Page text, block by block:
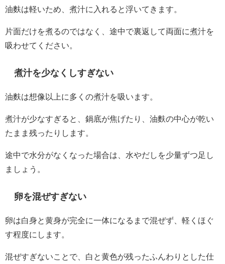
油麩は軽いため、煮汁に入れると浮いてきます。
片面だけを煮るのではなく、途中で裏返して両面に煮汁を
吸わせてください。
煮汁を少なくしすぎない
油麩は想像以上に多くの煮汁を吸います。
煮汁が少なすぎると、鍋底が焦げたり、油麩の中心が乾い
たまま残ったりします。
途中で水分がなくなった場合は、水やだしを少量ずつ足し
ましょう。
卵を混ぜすぎない
卵は白身と黄身が完全に一体になるまで混ぜず、軽くほぐ
す程度にします。
混ぜすぎないことで、白と黄色が残ったふんわりとした仕